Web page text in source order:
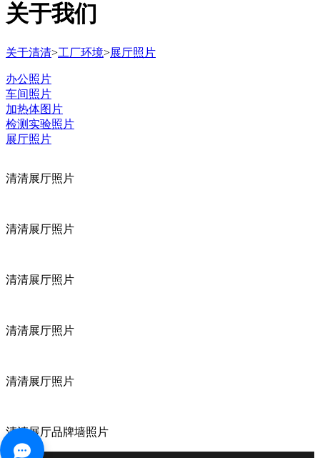
关于我们
关于清清>工厂环境>展厅照片
办公照片
车间照片
加热体图片
检测实验照片
展厅照片
清清展厅照片
清清展厅照片
清清展厅照片
清清展厅照片
清清展厅照片
清清展厅品牌墙照片